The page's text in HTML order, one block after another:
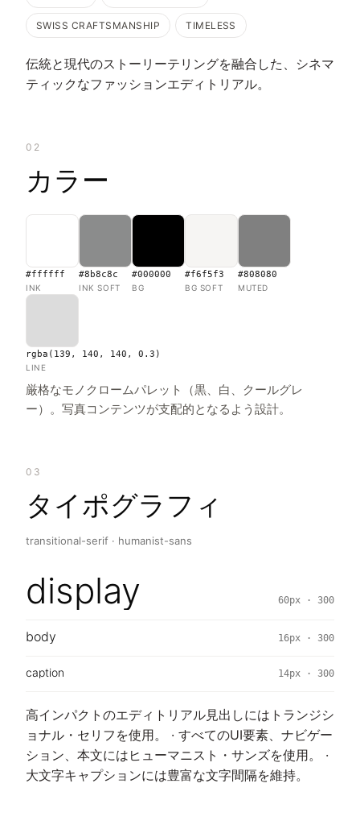
SWISS CRAFTSMANSHIP TIMELESS
伝統と現代のストーリーテリングを融合した、シネマ
ティックなファッションエディトリアル。
02
カラー
#ffffff
INK
#8b8c8c
INK SOFT
#000000
BG
#f6f5f3
BG SOFT
#808080
MUTED
rgba(139, 140, 140, 0.3)
LINE
厳格なモノクロームパレット（黒、白、クールグレ
ー）。写真コンテンツが支配的となるよう設計。
03
タイポグラフィ
transitional-serif · humanist-sans
display 60px · 300
body 16px · 300
caption 14px · 300
高インパクトのエディトリアル見出しにはトランジシ
ョナル・セリフを使用。 · すべてのUI要素、ナビゲー
ション、本文にはヒューマニスト・サンズを使用。 ·
大文字キャプションには豊富な文字間隔を維持。